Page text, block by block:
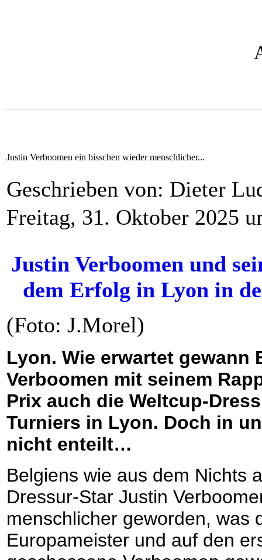
Justin Verboomen ein bisschen wieder menschlicher...
Geschrieben von: Dieter
Freitag, 31. Oktober 2025
Justin Verboomen und
dem Erfolg in Lyon in
(Foto: J.Morel)
Lyon. Wie erwartet
Verboomen mit seinem
Prix auch die Weltcup-
Turniers in Lyon. Doch in
nicht enteilt…
Belgiens wie aus dem Nichts
Dressur-Star Justin
menschlicher geworden, was
Europameister und auf den